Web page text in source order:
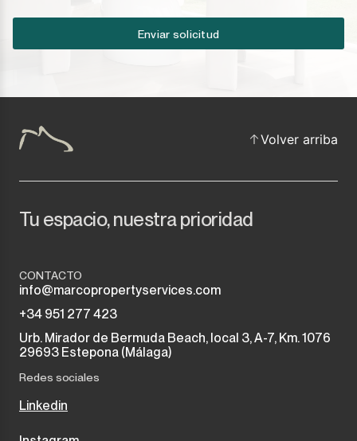
Enviar solicitud
Volver arriba
Tu espacio, nuestra prioridad
CONTACTO
info@marcopropertyservices.com
+34 951 277 423
Urb. Mirador de Bermuda Beach, local 3, A-7, Km. 1076
29693 Estepona (Málaga)
Redes sociales
Linkedin